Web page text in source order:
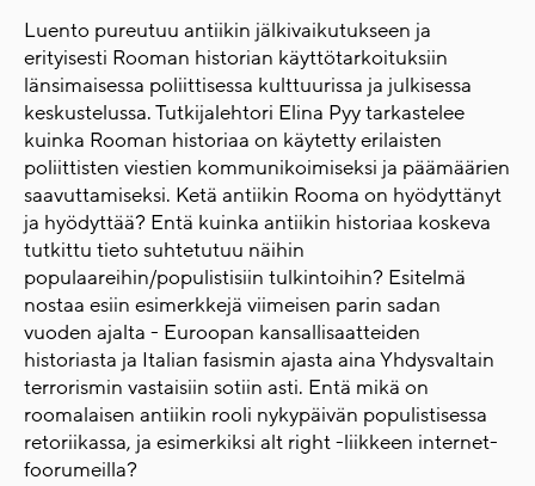
Luento pureutuu antiikin jälkivaikutukseen ja
erityisesti Rooman historian käyttötarkoituksiin
länsimaisessa poliittisessa kulttuurissa ja julkisessa
keskustelussa. Tutkijalehtori Elina Pyy tarkastelee
kuinka Rooman historiaa on käytetty erilaisten
poliittisten viestien kommunikoimiseksi ja päämäärien
saavuttamiseksi. Ketä antiikin Rooma on hyödyttänyt
ja hyödyttää? Entä kuinka antiikin historiaa koskeva
tutkittu tieto suhtetutuu näihin
populaareihin/populistisiin tulkintoihin? Esitelmä
nostaa esiin esimerkkejä viimeisen parin sadan
vuoden ajalta - Euroopan kansallisaatteiden
historiasta ja Italian fasismin ajasta aina Yhdysvaltain
terrorismin vastaisiin sotiin asti. Entä mikä on
roomalaisen antiikin rooli nykypäivän populistisessa
retoriikassa, ja esimerkiksi alt right -liikkeen internet-
foorumeilla?